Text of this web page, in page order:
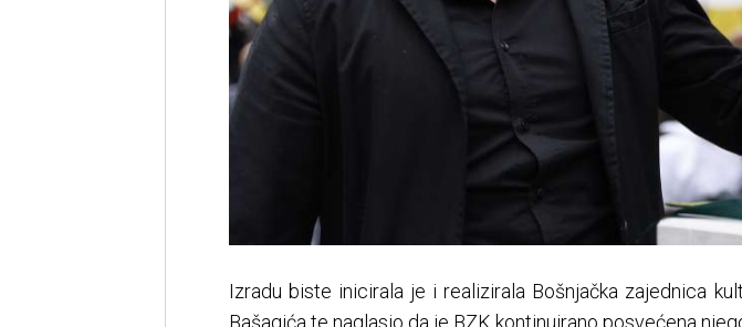
Izradu biste inicirala je i realizirala Bošnjačka zajednica